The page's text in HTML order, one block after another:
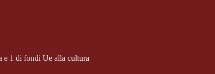
e 1 di fondi Ue alla cultura